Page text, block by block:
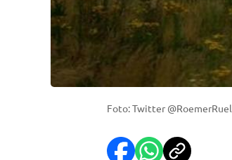
Foto: Twitter @RoemerRuel